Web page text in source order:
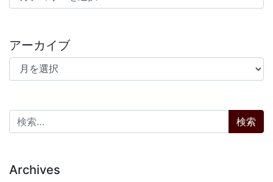
アーカイブ
アーカイブ
検索:
Archives